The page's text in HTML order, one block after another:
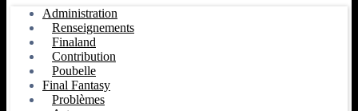
Administration
Renseignements
Finaland
Contribution
Poubelle
Final Fantasy
Problèmes